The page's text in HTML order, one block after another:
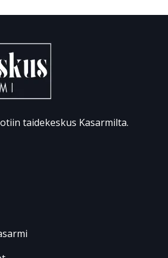
taidekeskus Kasarmilta.